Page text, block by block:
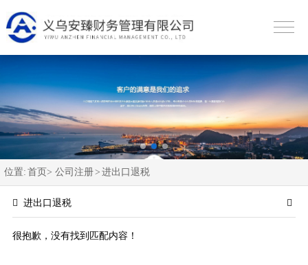
位置: 首页> 公司注册> 进出口退税
进出口退税
很抱歉，没有找到匹配内容！